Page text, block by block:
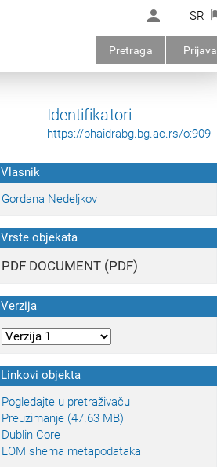
SR
Pretraga Prijava
Identifikatori
https://phaidrabg.bg.ac.rs/o:909
Vlasnik
Gordana Nedeljkov
Vrste objekata
PDF DOCUMENT (PDF)
Verzija
Linkovi objekta
Pogledajte u pretraživaču
Preuzimanje (47.63 MB)
Dublin Core
LOM shema metapodataka